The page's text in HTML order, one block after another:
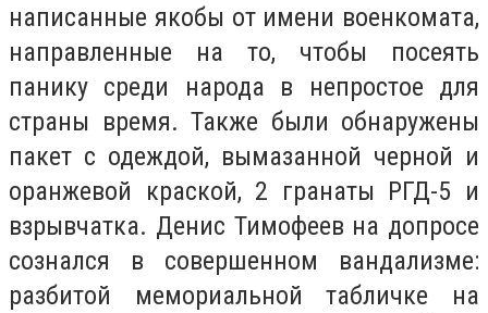
написанные якобы от имени военкомата,
направленные на то, чтобы посеять
панику среди народа в непростое для
страны время. Также были обнаружены
пакет с одеждой, вымазанной черной и
оранжевой краской, 2 гранаты РГД-5 и
взрывчатка. Денис Тимофеев на допросе
сознался в совершенном вандализме:
разбитой мемориальной табличке на